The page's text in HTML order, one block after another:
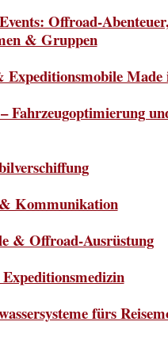
Offroad-
& Gruppen
Expeditionsmobile
Fahrzeugoptimierung
Kommunikation
& Offroad-Ausrüstung
fürs